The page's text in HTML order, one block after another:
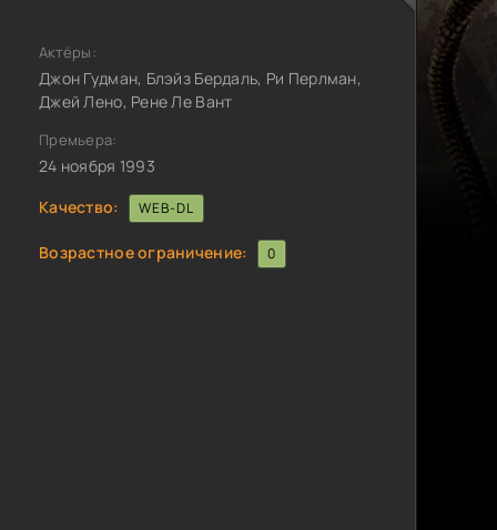
Актёры:
Джон Гудман, Блэйз Бердаль, Ри Перлман,
Джей Лено, Рене Ле Вант
Премьера:
24 ноября 1993
Качество:
WEB-DL
Возрастное ограничение: 0